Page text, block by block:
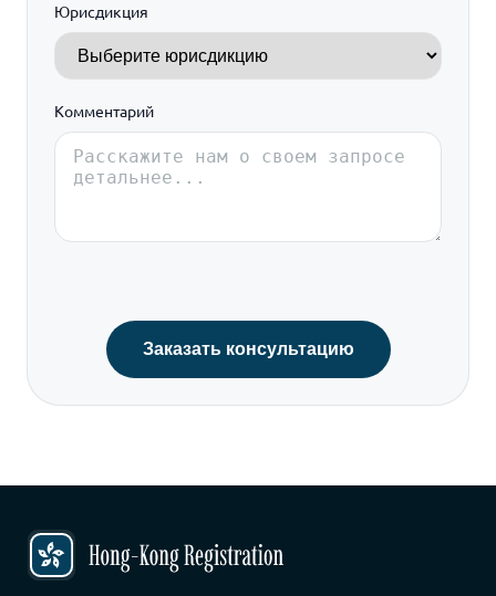
+1
Юрисдикция
Комментарий
Заказать консультацию